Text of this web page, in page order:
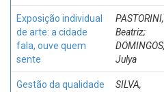
Exposição individual
de arte: a cidade
fala, ouve quem
sente
PASTORINI,
Beatriz;
DOMINGOS,
Julya
Gestão da qualidade
SILVA,